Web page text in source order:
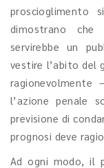
proscioglimento
dimostrano
servirebbe un
vestire l’abito del
l’azione penale
previsione di
prognosi deve
Ad ogni modo, il